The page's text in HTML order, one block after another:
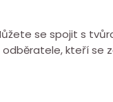
se spojit s
kteří se